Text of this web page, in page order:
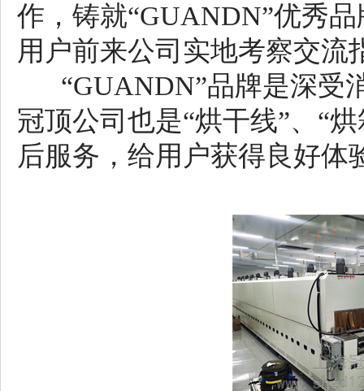
作，铸就“GUANDN”优秀
用户前来公司实地考察交流
“GUANDN”品牌是深受
冠顶公司也是“烘干线”、“
后服务，给用户获得良好体